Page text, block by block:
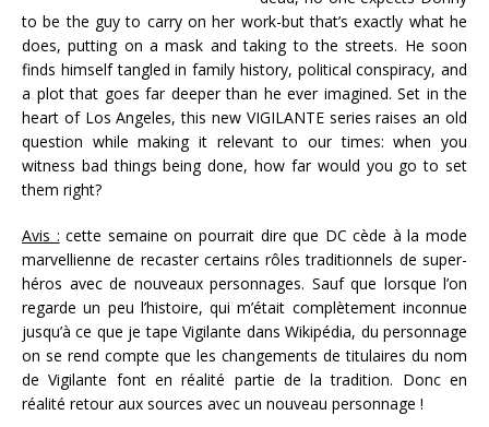
to be the guy to carry on her work-but that’s exactly what he
does, putting on a mask and taking to the streets. He soon
finds himself tangled in family history, political conspiracy, and
a plot that goes far deeper than he ever imagined. Set in the
heart of Los Angeles, this new VIGILANTE series raises an old
question while making it relevant to our times: when you
witness bad things being done, how far would you go to set
them right?
Avis : cette semaine on pourrait dire que DC cède à la mode
marvellienne de recaster certains rôles traditionnels de super-
héros avec de nouveaux personnages. Sauf que lorsque l’on
regarde un peu l’histoire, qui m’était complètement inconnue
jusqu’à ce que je tape Vigilante dans Wikipédia, du personnage
on se rend compte que les changements de titulaires du nom
de Vigilante font en réalité partie de la tradition. Donc en
réalité retour aux sources avec un nouveau personnage !